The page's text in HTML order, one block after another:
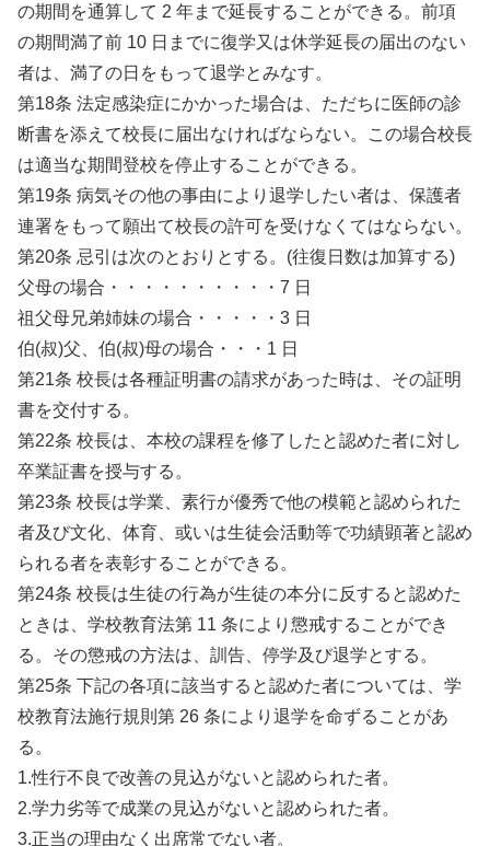
の期間を通算して 2 年まで延長することができる。前項
の期間満了前 10 日までに復学又は休学延長の届出のない
者は、満了の日をもって退学とみなす。
第18条 法定感染症にかかった場合は、ただちに医師の診
断書を添えて校長に届出なければならない。この場合校長
は適当な期間登校を停止することができる。
第19条 病気その他の事由により退学したい者は、保護者
連署をもって願出て校長の許可を受けなくてはならない。
第20条 忌引は次のとおりとする。(往復日数は加算する)
父母の場合・・・・・・・・・・7 日
祖父母兄弟姉妹の場合・・・・・3 日
伯(叔)父、伯(叔)母の場合・・・1 日
第21条 校長は各種証明書の請求があった時は、その証明
書を交付する。
第22条 校長は、本校の課程を修了したと認めた者に対し
卒業証書を授与する。
第23条 校長は学業、素行が優秀で他の模範と認められた
者及び文化、体育、或いは生徒会活動等で功績顕著と認め
られる者を表彰することができる。
第24条 校長は生徒の行為が生徒の本分に反すると認めた
ときは、学校教育法第 11 条により懲戒することができ
る。その懲戒の方法は、訓告、停学及び退学とする。
第25条 下記の各項に該当すると認めた者については、学
校教育法施行規則第 26 条により退学を命ずることがあ
る。
1.性行不良で改善の見込がないと認められた者。
2.学力劣等で成業の見込がないと認められた者。
3.正当の理由なく出席常でない者。